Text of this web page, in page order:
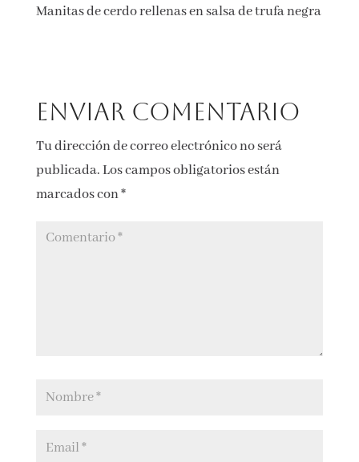
Manitas de cerdo rellenas en salsa de trufa negra
Enviar comentario
Tu dirección de correo electrónico no será
publicada.Los campos obligatorios están
marcados con*